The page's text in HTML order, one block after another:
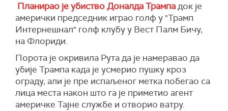
Планирао је убиство Доналда Трампадок је
амерички председник играо голф у "Трамп
Интернешнал" голф клубу у Вест Палм Бичу,
на Флориди.
Порота је окривила Рута да је намеравао да
убије Трампа када је усмерио пушку кроз
ограду, али је пре испаљеног метка побегао са
лица места након што га је приметио агент
америчке Тајне службе и отворио ватру.